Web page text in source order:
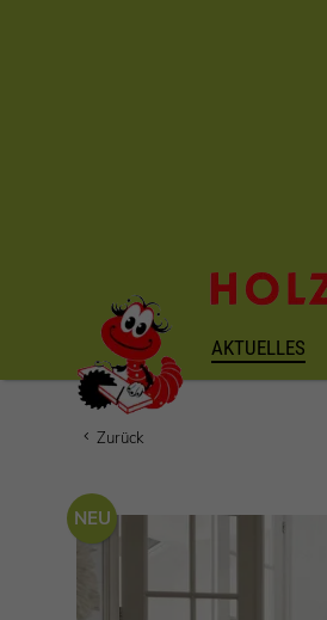
AKTUELLES
Zurück
NEU